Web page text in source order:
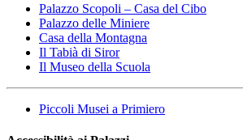
Palazzo Scopoli – Casa del Cibo
Palazzo delle Miniere
Casa della Montagna
Il Tabià di Siror
Il Museo della Scuola
Piccoli Musei a Primiero